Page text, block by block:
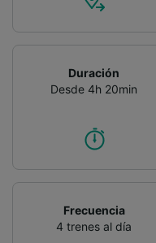
Duración
Desde 4h 20min
Frecuencia
4 trenes al día